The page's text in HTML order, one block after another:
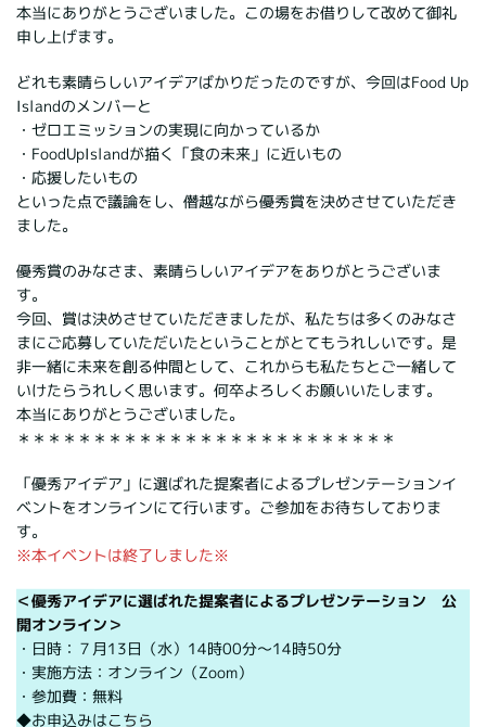
本当にありがとうございました。この場をお借りして改めて御礼
申し上げます。
どれも素晴らしいアイデアばかりだったのですが、今回はFood Up
Islandのメンバーと
・ゼロエミッションの実現に向かっているか
・FoodUpIslandが描く「食の未来」に近いもの
・応援したいもの
といった点で議論をし、僭越ながら優秀賞を決めさせていただき
ました。
優秀賞のみなさま、素晴らしいアイデアをありがとうございま
す。
今回、賞は決めさせていただきましたが、私たちは多くのみなさ
まにご応募していただいたということがとてもうれしいです。是
非一緒に未来を創る仲間として、これからも私たちとご一緒して
いけたらうれしく思います。何卒よろしくお願いいたします。
本当にありがとうございました。
＊＊＊＊＊＊＊＊＊＊＊＊＊＊＊＊＊＊＊＊＊＊＊＊＊
「優秀アイデア」に選ばれた提案者によるプレゼンテーションイ
ベントをオンラインにて行います。ご参加をお待ちしておりま
す。
※本イベントは終了しました※
＜優秀アイデアに選ばれた提案者によるプレゼンテーション 公
開オンライン＞
・日時：７月13日（水）14時00分～14時50分
・実施方法：オンライン（Zoom）
・参加費：無料
◆お申込みはこちら